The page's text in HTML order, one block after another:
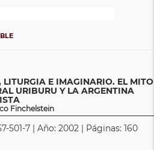
LITURGIA E IMAGINARIO. EL MITO
URIBURU Y LA ARGENTINA
Finchelstein
501-7 | Año: 2002 | Páginas: 160